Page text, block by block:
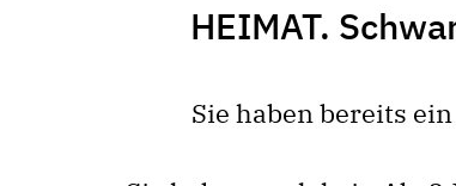
HEIMAT.
Sie haben bereits ein